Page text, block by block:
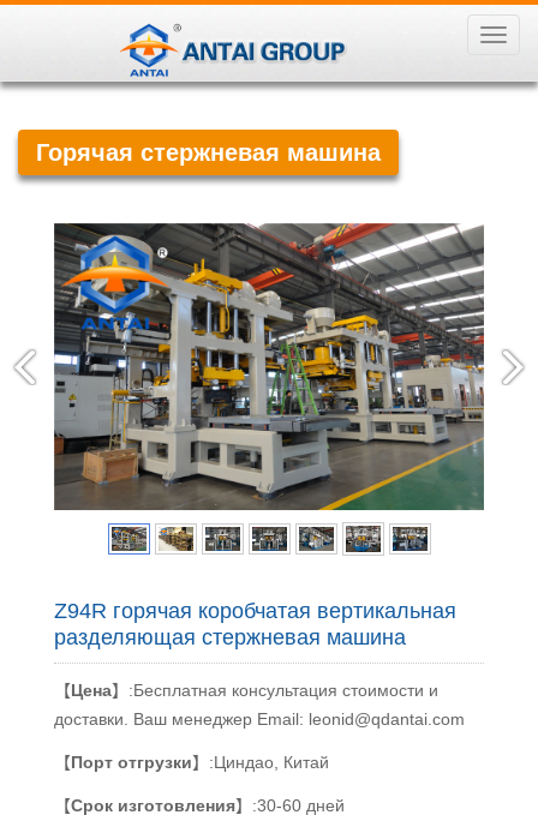
导
菜
Горячая стержневая машина
Z94R горячая коробчатая вертикальная
разделяющая стержневая машина
【Цена】:Бесплатная консультация стоимости и
доставки. Ваш менеджер Email: leonid@qdantai.com
【Порт отгрузки】:Циндао, Китай
【Срок изготовления】:30-60 дней